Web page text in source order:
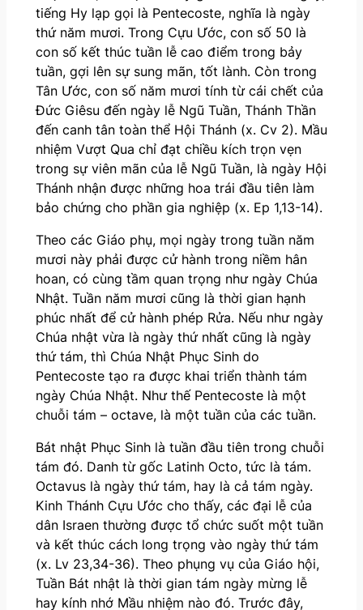
tiếng Hy lạp gọi là Pentecoste, nghĩa là ngày
thứ năm mươi. Trong Cựu Ước, con số 50 là
con số kết thúc tuần lễ cao điểm trong bảy
tuần, gợi lên sự sung mãn, tốt lành. Còn trong
Tân Ước, con số năm mươi tính từ cái chết của
Đức Giêsu đến ngày lễ Ngũ Tuần, Thánh Thần
đến canh tân toàn thể Hội Thánh (x. Cv 2). Mầu
nhiệm Vượt Qua chỉ đạt chiều kích trọn vẹn
trong sự viên mãn của lễ Ngũ Tuần, là ngày Hội
Thánh nhận được những hoa trái đầu tiên làm
bảo chứng cho phần gia nghiệp (x. Ep 1,13-14).
Theo các Giáo phụ, mọi ngày trong tuần năm
mươi này phải được cử hành trong niềm hân
hoan, có cùng tầm quan trọng như ngày Chúa
Nhật. Tuần năm mươi cũng là thời gian hạnh
phúc nhất để cử hành phép Rửa. Nếu như ngày
Chúa nhật vừa là ngày thứ nhất cũng là ngày
thứ tám, thì Chúa Nhật Phục Sinh do
Pentecoste tạo ra được khai triển thành tám
ngày Chúa Nhật. Như thế Pentecoste là một
chuỗi tám – octave, là một tuần của các tuần.
Bát nhật Phục Sinh là tuần đầu tiên trong chuỗi
tám đó. Danh từ gốc Latinh Octo, tức là tám.
Octavus là ngày thứ tám, hay là cả tám ngày.
Kinh Thánh Cựu Ước cho thấy, các đại lễ của
dân Israen thường được tổ chức suốt một tuần
và kết thúc cách long trọng vào ngày thứ tám
(x. Lv 23,34-36). Theo phụng vụ của Giáo hội,
Tuần Bát nhật là thời gian tám ngày mừng lễ
hay kính nhớ Mầu nhiệm nào đó. Trước đây,